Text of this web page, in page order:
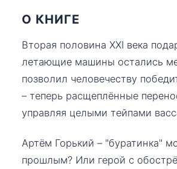
О КНИГЕ
Вторая половина XXI века
летающие машины остались
позволил человечеству
– теперь расщеплённые
управляя целыми тейпами
Артём Горький – "буратинка"
прошлым? Или герой с